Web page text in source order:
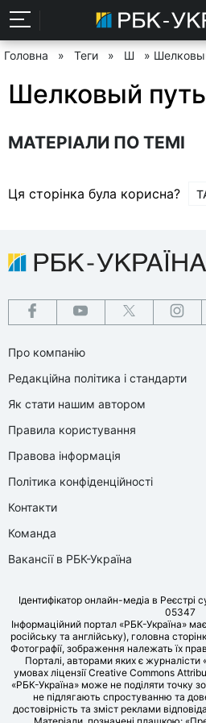
Головна » Теги » Ш »
Шелковый путь
МАТЕРІАЛИ ПО ТЕМІ
Ця сторінка була корисна?
Про компанію
Редакційна політика і стандарти
Як стати нашим автором
Правила користування
Правова інформація
Політика конфіденційності
Контакти
Команда
Вакансії в РБК-Україна
Ідентифікатор онлайн-медіа в Реєстрі
05347
Інформаційний портал «РБК-Україна»
російську та англійську), головна
Фотографії, зображення належать їх
Порталі, авторами яких є журналісти
умовах ліцензії Creative Commons
«РБК-Україна» може не поділяти точку
не підлягають спростуванню та
достовірність та зміст реклами